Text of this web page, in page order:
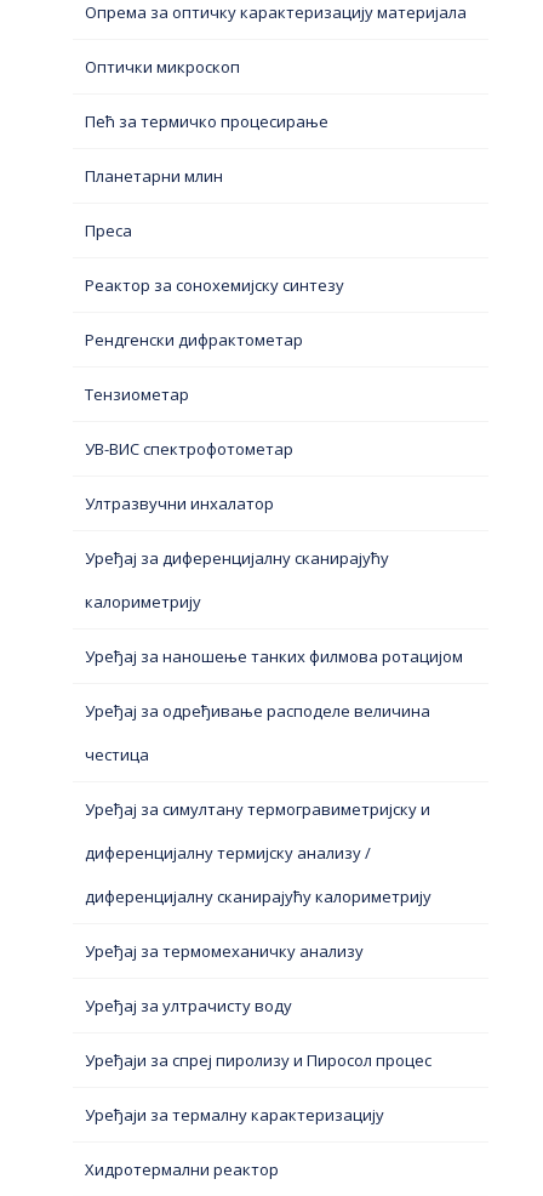
Опрема за оптичку карактеризацију материјала
Оптички микроскоп
Пећ за термичко процесирање
Планетарни млин
Преса
Реактор за сонохемијску синтезу
Рендгенски дифрактометар
Тензиометар
УВ-ВИС спектрофотометар
Ултразвучни инхалатор
Уређај за диференцијалну сканирајућу
калориметрију
Уређај за наношење танких филмова ротацијом
Уређај за одређивање расподеле величина
честица
Уређај за симултану термогравиметријску и
диференцијалну термијску анализу /
диференцијалну сканирајућу калориметрију
Уређај за термомеханичку анализу
Уређај за ултрачисту воду
Уређаји за спреј пиролизу и Пиросол процес
Уређаји за термалну карактеризацију
Хидротермални реактор